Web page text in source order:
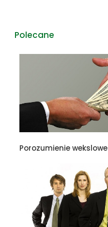
Polecane
Porozumienie wekslowe